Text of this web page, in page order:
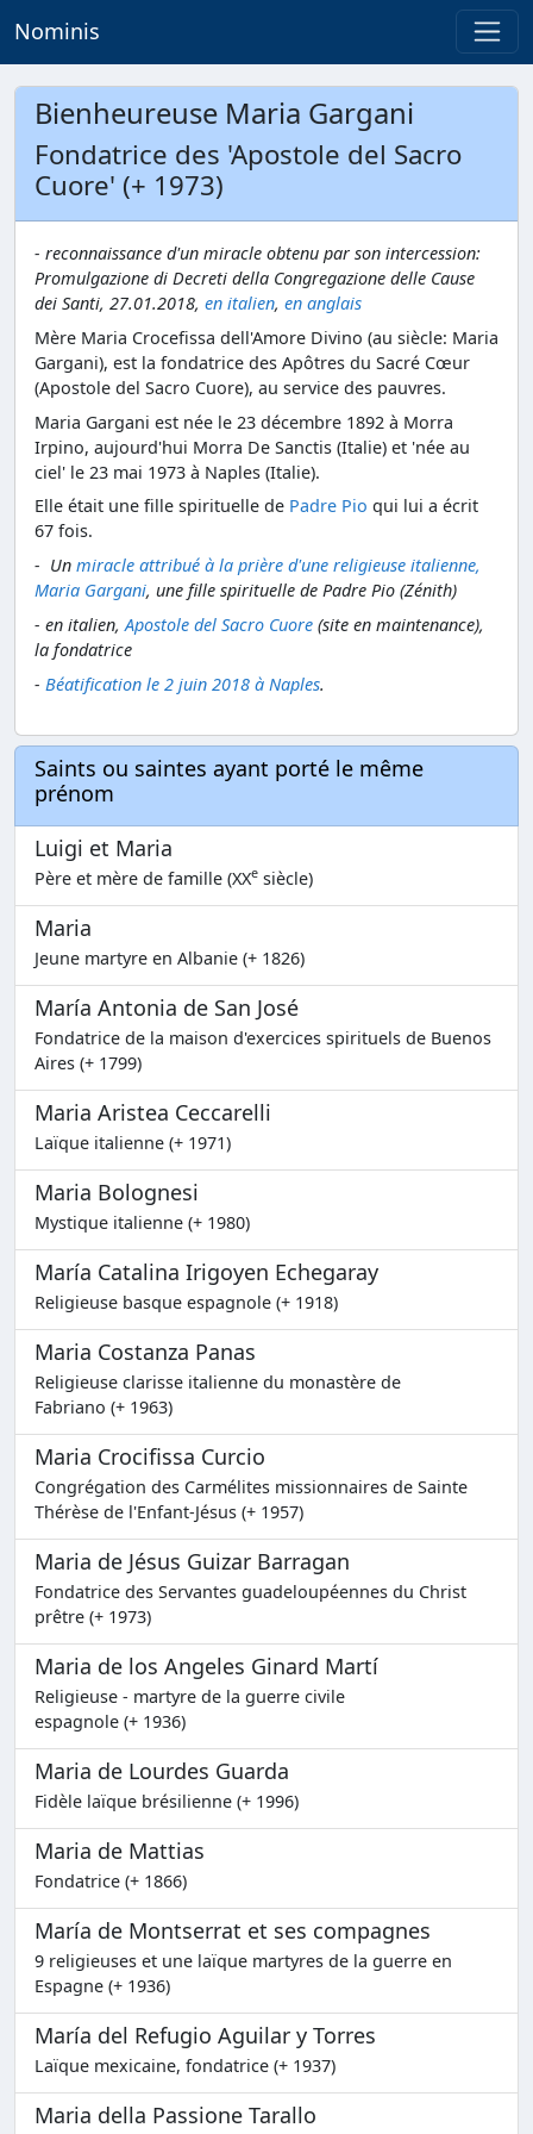
Nominis
Bienheureuse Maria Gargani
Fondatrice des 'Apostole del Sacro
Cuore' (+ 1973)
- reconnaissance d'un miracle obtenu par son intercession:
Promulgazione di Decreti della Congregazione delle Cause
dei Santi, 27.01.2018, en italien, en anglais
Mère Maria Crocefissa dell'Amore Divino (au siècle: Maria
Gargani), est la fondatrice des Apôtres du Sacré Cœur
(Apostole del Sacro Cuore), au service des pauvres.
Maria Gargani est née le 23 décembre 1892 à Morra
Irpino, aujourd'hui Morra De Sanctis (Italie) et 'née au
ciel' le 23 mai 1973 à Naples (Italie).
Elle était une fille spirituelle de Padre Pio qui lui a écrit
67 fois.
- Un miracle attribué à la prière d'une religieuse italienne,
Maria Gargani, une fille spirituelle de Padre Pio (Zénith)
- en italien,Apostole del Sacro Cuore (site en maintenance),
la fondatrice
- Béatification le 2 juin 2018 à Naples.
Saints ou saintes ayant porté le même
prénom
Luigi et Maria
Père et mère de famille (XXe siècle)
Maria
Jeune martyre en Albanie (+ 1826)
María Antonia de San José
Fondatrice de la maison d'exercices spirituels de Buenos
Aires (+ 1799)
Maria Aristea Ceccarelli
Laïque italienne (+ 1971)
Maria Bolognesi
Mystique italienne (+ 1980)
María Catalina Irigoyen Echegaray
Religieuse basque espagnole (+ 1918)
Maria Costanza Panas
Religieuse clarisse italienne du monastère de
Fabriano (+ 1963)
Maria Crocifissa Curcio
Congrégation des Carmélites missionnaires de Sainte
Thérèse de l'Enfant-Jésus (+ 1957)
Maria de Jésus Guizar Barragan
Fondatrice des Servantes guadeloupéennes du Christ
prêtre (+ 1973)
Maria de los Angeles Ginard Martí
Religieuse - martyre de la guerre civile
espagnole (+ 1936)
Maria de Lourdes Guarda
Fidèle laïque brésilienne (+ 1996)
Maria de Mattias
Fondatrice (+ 1866)
María de Montserrat et ses compagnes
9 religieuses et une laïque martyres de la guerre en
Espagne (+ 1936)
María del Refugio Aguilar y Torres
Laïque mexicaine, fondatrice (+ 1937)
Maria della Passione Tarallo